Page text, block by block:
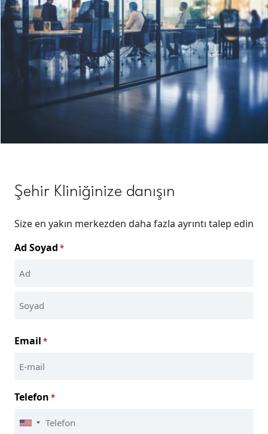
Şehir Kliniğinize danışın
Size en yakın merkezden daha fazla ayrıntı talep edin
Ad Soyad *
Email *
Telefon *
United